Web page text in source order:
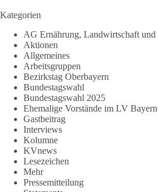
Kategorien
AG Ernährung, Landwirtschaft und
Aktionen
Allgemeines
Arbeitsgruppen
Bezirkstag Oberbayern
Bundestagswahl
Bundestagswahl 2025
Ehemalige Vorstände im LV Bayern
Gastbeitrag
Interviews
Kolumne
KVnews
Lesezeichen
Mehr
Pressemitteilung